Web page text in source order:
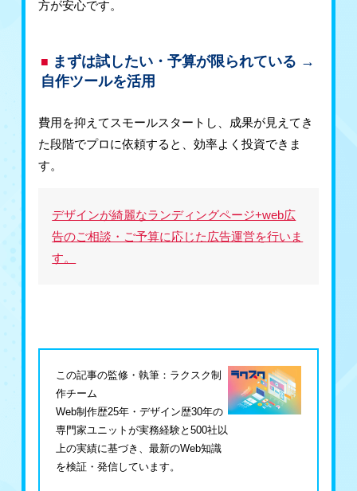
方が安心です。
まずは試したい・予算が限られている →
自作ツールを活用
費用を抑えてスモールスタートし、成果が見えてき
た段階でプロに依頼すると、効率よく投資できま
す。
デザインが綺麗なランディングページ+web広
告のご相談・ご予算に応じた広告運営を行いま
す。
この記事の監修・執筆：ラクスク制
作チーム
Web制作歴25年・デザイン歴30年の
専門家ユニットが実務経験と500社以
上の実績に基づき、最新のWeb知識
を検証・発信しています。